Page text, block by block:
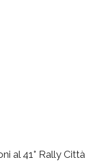
al 41° Rally Città